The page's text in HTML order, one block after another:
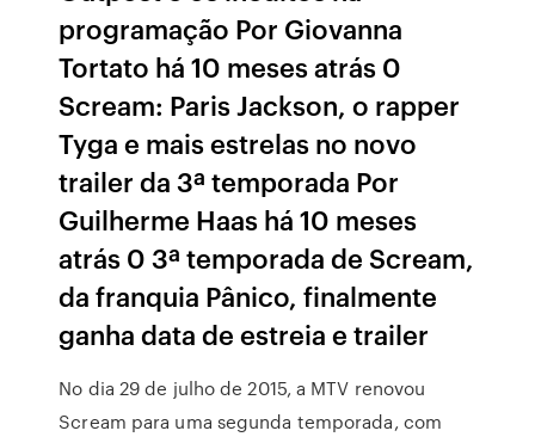
programação Por Giovanna
Tortato há 10 meses atrás 0
Scream: Paris Jackson, o rapper
Tyga e mais estrelas no novo
trailer da 3ª temporada Por
Guilherme Haas há 10 meses
atrás 0 3ª temporada de Scream,
da franquia Pânico, finalmente
ganha data de estreia e trailer
No dia 29 de julho de 2015, a MTV renovou
Scream para uma segunda temporada, com